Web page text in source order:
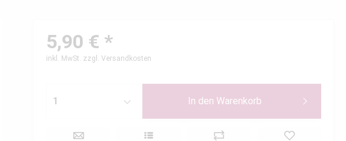
5,90 € *
inkl. MwSt. zzgl. Versandkosten
In den Warenkorb